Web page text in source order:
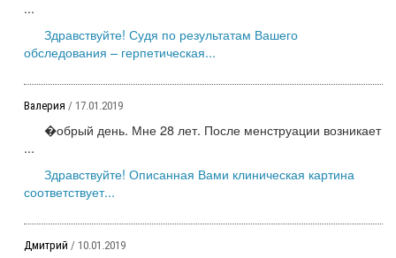
...
Здравствуйте! Судя по результатам Вашего
обследования – герпетическая...
Валерия / 17.01.2019
�обрый день. Мне 28 лет. После менструации возникает
...
Здравствуйте! Описанная Вами клиническая картина
соответствует...
Дмитрий / 10.01.2019